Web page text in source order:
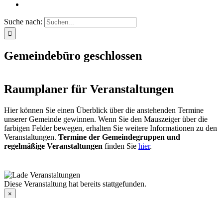
Suche nach:
Gemeindebüro geschlossen
Raumplaner für Veranstaltungen
Hier können Sie einen Überblick über die anstehenden Termine
unserer Gemeinde gewinnen. Wenn Sie den Mauszeiger über die
farbigen Felder bewegen, erhalten Sie weitere Informationen zu den
Veranstaltungen. Termine der Gemeindegruppen und
regelmäßige Veranstaltungen finden Sie hier.
Diese Veranstaltung hat bereits stattgefunden.
×